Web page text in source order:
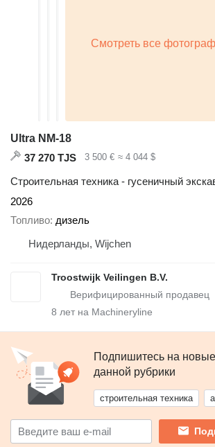
Ultra NM-18
37 270 TJS
3 500 € ≈ 4 044 $
Строительная техника - гусеничный
2026
Топливо дизель
Нидерланды, Wijchen
Troostwijk Veilingen B.V.
8 лет на Machineryline
Подпишитесь на
данной рубрики
строительная техника